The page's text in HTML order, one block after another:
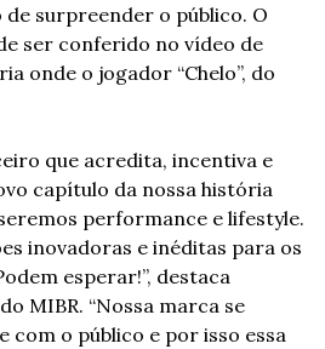
surpreender o público. O
ser conferido no vídeo de
onde o jogador “Chelo”, do
que acredita, incentiva e
capítulo da nossa história
performance e lifestyle.
inovadoras e inéditas para os
esperar!”, destaca
MIBR. “Nossa marca se
o público e por isso essa